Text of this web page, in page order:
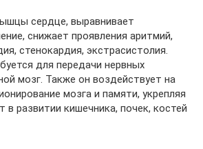
сердце, выравнивает
снижает проявления аритмий,
стенокардия, экстрасистолия.
для передачи нервных
мозг. Также он воздействует на
мозга и памяти, укрепляя
в развитии кишечника, почек, костей